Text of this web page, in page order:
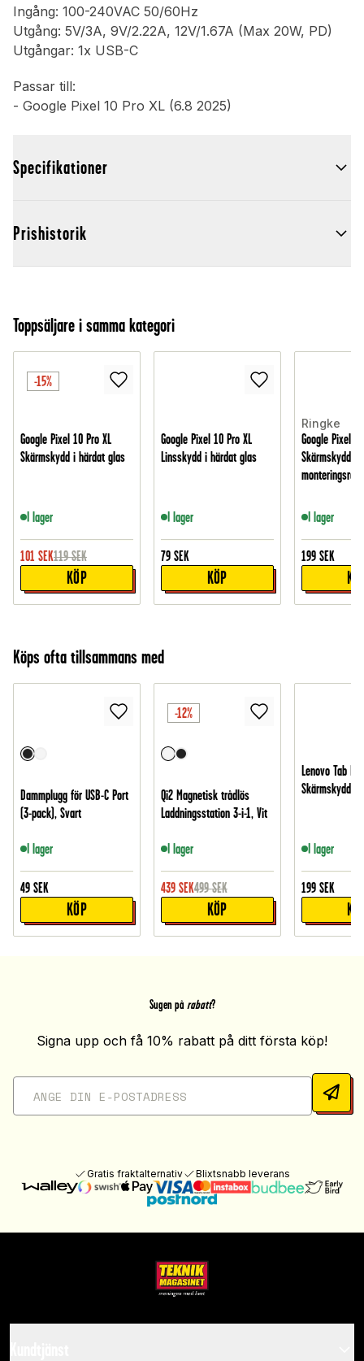
Ingång: 100-240VAC 50/60Hz
Utgång: 5V/3A, 9V/2.22A, 12V/1.67A (Max 20W, PD)
Utgångar: 1x USB-C
Passar till:
- Google Pixel 10 Pro XL (6.8 2025)
Specifikationer
Prishistorik
Toppsäljare i samma kategori
-15%
Google Pixel 10 Pro XL
Skärmskydd i härdat glas
I lager
101 SEK119 SEK
KÖP
Google Pixel 10 Pro XL
Linsskydd i härdat glas
I lager
79 SEK
KÖP
Ringke
Google Pixel
Skärmskydd i
I lager
199 SEK
Köps ofta tillsammans med
Dammplugg för USB-C Port
(3-pack), Svart
I lager
49 SEK
KÖP
-12%
Qi2 Magnetisk trådlös
Laddningsstation 3-i-1, Vit
I lager
439 SEK499 SEK
KÖP
Lenovo Tab
Skärmskydd i
I lager
199 SEK
Sugen på rabatt?
Signa upp och få 10% rabatt på ditt första köp!
Gratis fraktalternativ Blixtsnabb leverans